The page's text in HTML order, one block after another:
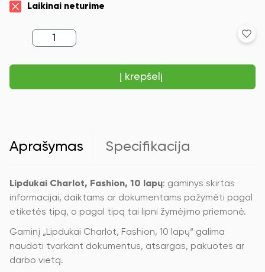
Laikinai neturime
produkto
kiekis:
Charlot,
10
Į krepšelį
Aprašymas Specifikacija
Lipdukai Charlot, Fashion, 10 lapų: gaminys skirtas
informacijai, daiktams ar dokumentams pažymėti pagal
etiketės tipą, o pagal tipą tai lipni žymėjimo priemonė.
Gaminį „Lipdukai Charlot, Fashion, 10 lapų“ galima
naudoti tvarkant dokumentus, atsargas, pakuotes ar
darbo vietą.